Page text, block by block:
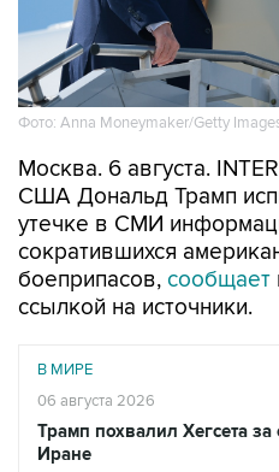
Фото: Anna Moneymaker/Getty
Москва. 6 августа.
США Дональд Трамп
утечке в СМИ
сократившихся
боеприпасов, сообщает
ссылкой на источники.
В МИРЕ
06 августа 2026
Трамп похвалил Хегсета
Иране